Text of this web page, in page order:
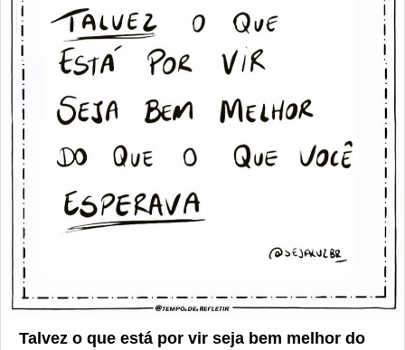
Talvez o que está por vir seja bem melhor do